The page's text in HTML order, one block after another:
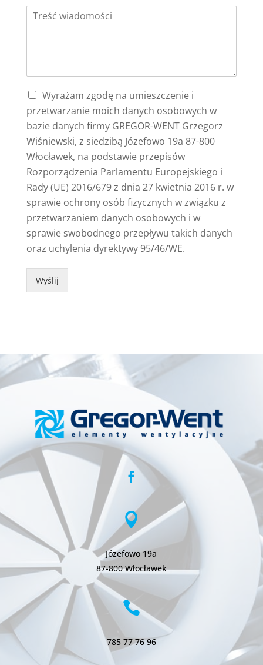
Wyrażam zgodę na umieszczenie i
przetwarzanie moich danych osobowych w
bazie danych firmy GREGOR-WENT Grzegorz
Wiśniewski, z siedzibą Józefowo 19a 87-800
Włocławek, na podstawie przepisów
Rozporządzenia Parlamentu Europejskiego i
Rady (UE) 2016/679 z dnia 27 kwietnia 2016 r. w
sprawie ochrony osób fizycznych w związku z
przetwarzaniem danych osobowych i w
sprawie swobodnego przepływu takich danych
oraz uchylenia dyrektywy 95/46/WE.
Wyślij

Józefowo 19a
87-800 Włocławek

785 77 76 96